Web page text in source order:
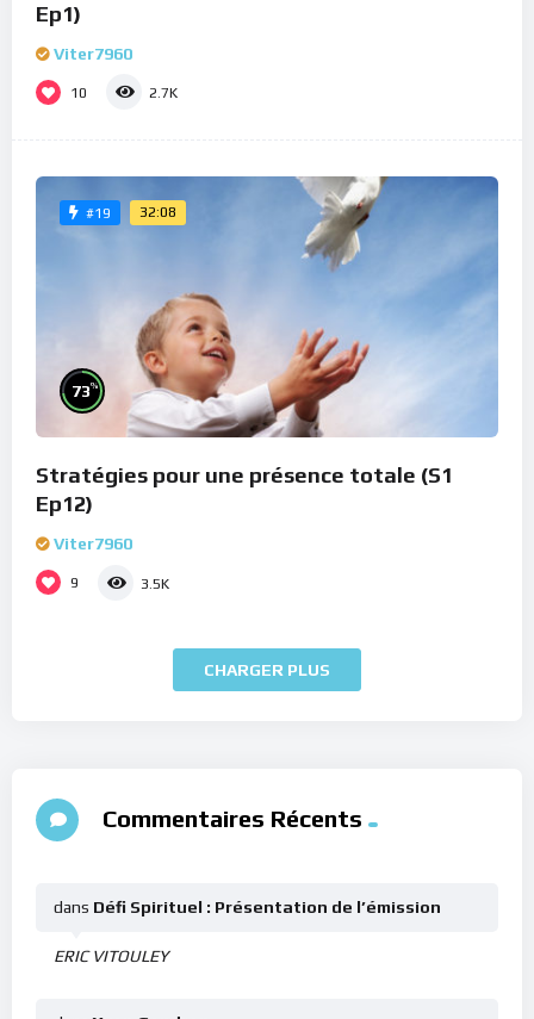
Ep1)
Viter7960
10 2.7K
#19 32:08
73%
Stratégies pour une présence totale (S1
Ep12)
Viter7960
9 3.5K
CHARGER PLUS
Commentaires Récents
ERIC VITOULEY
dans Défi Spirituel : Présentation de l’émission